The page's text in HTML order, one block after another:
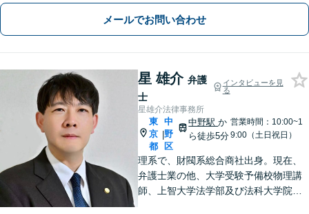
メールでお問い合わせ
星 雄介 弁護
士
インタビューを見
る
星雄介法律事務所
東
京
都
|
中
野
区
中野駅か
ら徒歩5分
営業時間：10:00~1
9:00（土日祝日）
理系で、財閥系総合商社出身。現在、
弁護士業の他、大学受験予備校物理講
師、上智大学法学部及び法科大学院非